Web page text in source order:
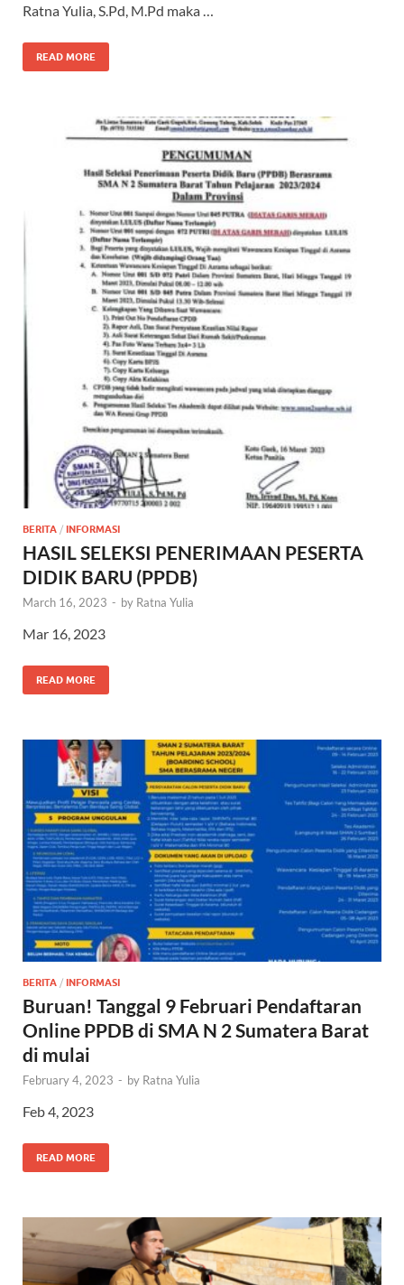
Ratna Yulia, S.Pd, M.Pd maka …
READ MORE
BERITA / INFORMASI
HASIL SELEKSI PENERIMAAN PESERTA
DIDIK BARU (PPDB)
March 16, 2023 - by Ratna Yulia
Mar 16, 2023
READ MORE
BERITA / INFORMASI
Buruan! Tanggal 9 Februari Pendaftaran
Online PPDB di SMA N 2 Sumatera Barat
di mulai
February 4, 2023 - by Ratna Yulia
Feb 4, 2023
READ MORE